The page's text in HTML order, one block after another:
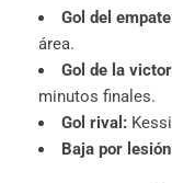
Gol del
área.
Gol de la
minutos finales.
Gol rival:
Baja por